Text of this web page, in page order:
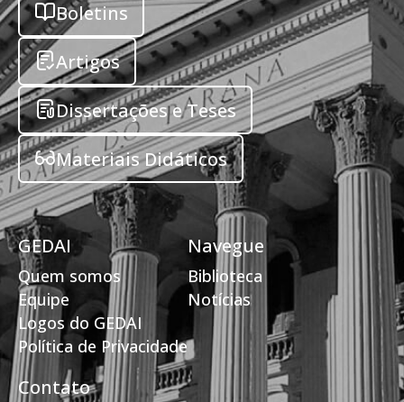
Boletins
Artigos
Dissertações e Teses
Materiais Didáticos
GEDAI
Quem somos
Equipe
Logos do GEDAI
Política de Privacidade
Navegue
Biblioteca
Notícias
Contato